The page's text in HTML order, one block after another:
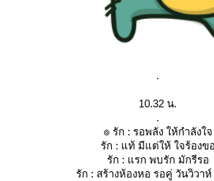
.
10.32 น.
.
๏ รัก : รอพลัง ให้กำลังใจ
รัก : แท้ มีแต่ให้ ใจร้องขอ
รัก : แรก พบรัก มักรีรอ
รัก : สร้างห้องหอ รอคู่ วันวิวา